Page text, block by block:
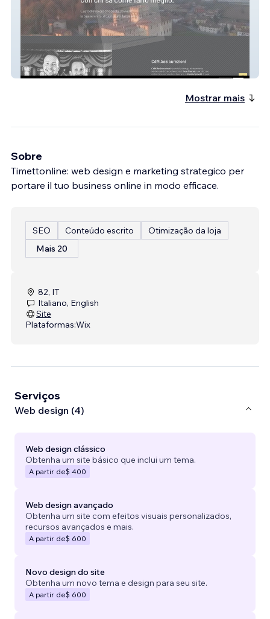
CDM Assicurazioni
Mostrar mais
Sobre
Timettonline: web design e marketing strategico per
portare il tuo business online in modo efficace.
SEO Conteúdo escrito
Otimização da loja
Mais 20
82, IT
Italiano, English
Site
Plataformas:Wix
Serviços
Web design (4)
Web design clássico
Obtenha um site básico que inclui um tema.
A partir de$ 400
Web design avançado
Obtenha um site com efeitos visuais personalizados,
recursos avançados e mais.
A partir de$ 600
Novo design do site
Obtenha um novo tema e design para seu site.
A partir de$ 600